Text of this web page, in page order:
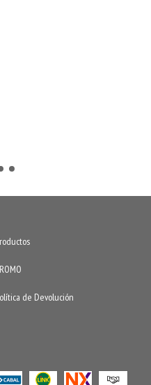
de Devolución